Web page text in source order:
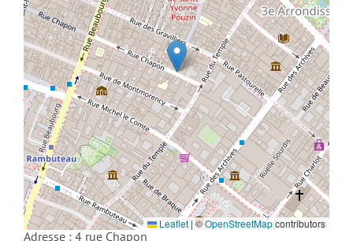
Leaflet |©OpenStreetMapcontributors
Adresse : 4 rue Chapon